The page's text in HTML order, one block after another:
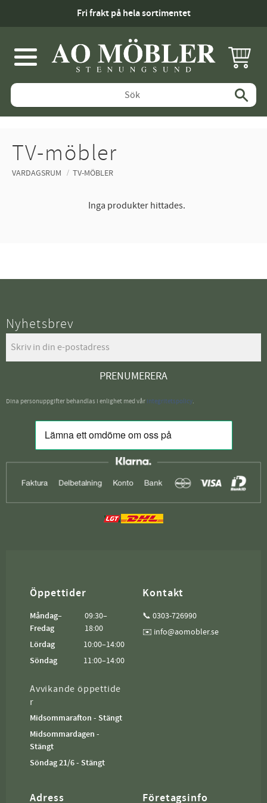
Fri frakt på hela sortimentet
Meny
TV-möbler
VARDAGSRUM TV-MÖBLER
Inga produkter hittades.
Nyhetsbrev
PRENUMERERA
Dina personuppgifter behandlas i enlighet med vår integritetspolicy.
Öppettider
Måndag–
Fredag
09:30–
18:00
Lördag
10:00–14:00
Söndag
11:00–14:00
Avvikande öppettide
r
Midsommarafton - Stängt
Midsommardagen -
Stängt
Söndag 21/6 - Stängt
Kontakt
📞 0303-726990
✉️ info@aomobler.se
Adress Företagsinfo